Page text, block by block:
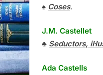
♠ Coses.
J.M. Castellet
♣ Seductors,
Ada Castells